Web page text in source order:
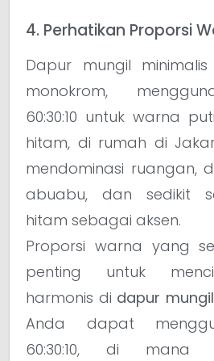
4. Perhatikan Proporsi
Dapur mungil
monokrom,
60:30:10 untuk warna
hitam, di rumah di
mendominasi ruangan,
abuabu, dan sedikit
hitam sebagai aksen.
Proporsi warna yang
penting untuk
harmonis di dapur
Anda dapat
60:30:10, di mana